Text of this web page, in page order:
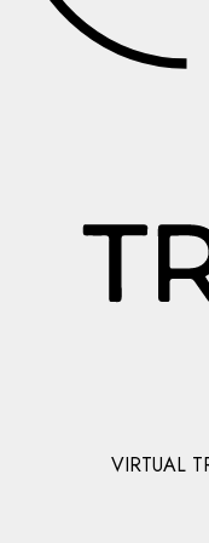
VIRTUAL